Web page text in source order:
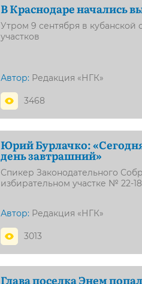
В Краснодаре начались
Утром 9 сентября в
участков
Автор: Редакция «НГК»
3468
Юрий Бурлачко:
день завтрашний»
Спикер Законодательного
избирательном участке № 22-18
Автор: Редакция «НГК»
3013
Глава поселка Энем